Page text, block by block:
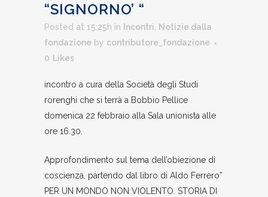
“SIGNORNO’ “
Posted at 15:25h in Incontri, Notizie dalla
fondazione by contributore_fondazione
0 Likes
incontro a cura della Società degli Studi
rorenghi che si terrà a Bobbio Pellice
domenica 22 febbraio alla Sala unionista alle
ore 16.30.
Approfondimento sul tema dell’obiezione di
coscienza, partendo dal libro di Aldo Ferrero”
PER UN MONDO NON VIOLENTO. STORIA DI